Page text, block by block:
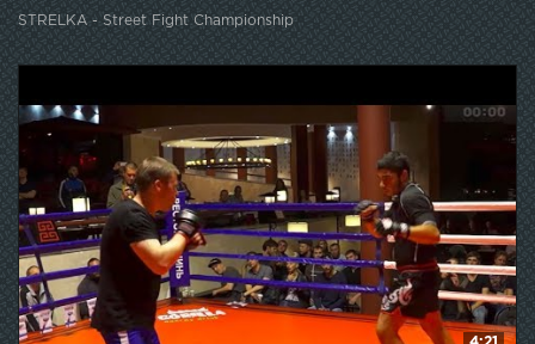
STRELKA - Street Fight Championship